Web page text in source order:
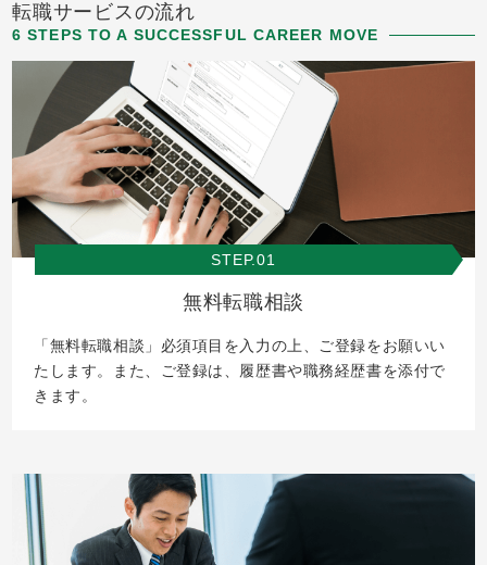
転職サービスの流れ
6 STEPS TO A SUCCESSFUL CAREER MOVE
STEP.01
無料転職相談
「無料転職相談」必須項目を入力の上、ご登録をお願いい
たします。また、ご登録は、履歴書や職務経歴書を添付で
きます。